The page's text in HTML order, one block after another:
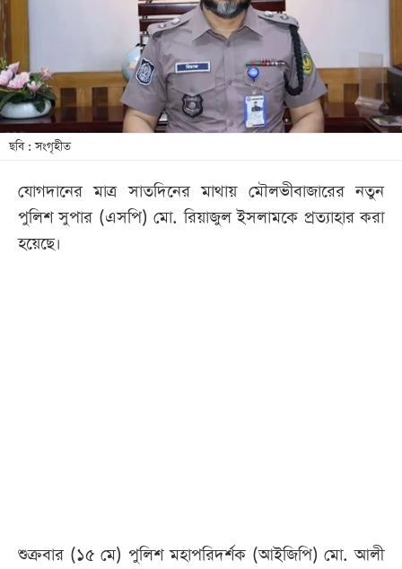
খেলা
লাইফ
স্টাইল
শিক্ষা
সব
বিভাগ
পেপার
ছবি : সংগৃহীত
যোগদানের মাত্র সাতদিনের মাথায় মৌলভীবাজারের নতুন
পুলিশ সুপার (এসপি) মো. রিয়াজুল ইসলামকে প্রত্যাহার করা
হয়েছে।
শুক্রবার (১৫ মে) পুলিশ মহাপরিদর্শক (আইজিপি) মো. আলী